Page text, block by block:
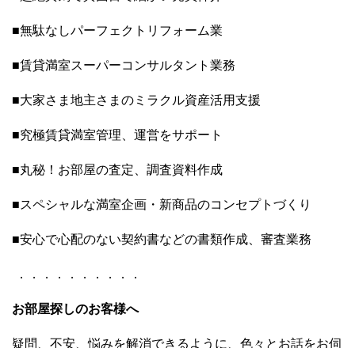
■無駄なしパーフェクトリフォーム業
■賃貸満室スーパーコンサルタント業務
■大家さま地主さまのミラクル資産活用支援
■究極賃貸満室管理、運営をサポート
■丸秘！お部屋の査定、調査資料作成
■スペシャルな満室企画・新商品のコンセプトづくり
■安心で心配のない契約書などの書類作成、審査業務
．．．．．．．．．．
お部屋探しのお客様へ
疑問、不安、悩みを解消できるように、色々とお話をお伺